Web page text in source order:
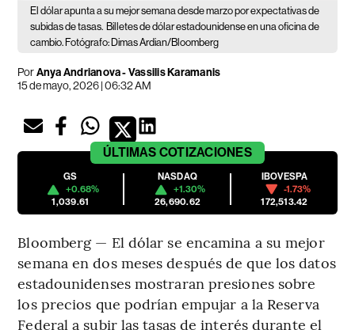
El dólar apunta a su mejor semana desde marzo por expectativas de
subidas de tasas. Billetes de dólar estadounidense en una oficina de
cambio. Fotógrafo: Dimas Ardian/Bloomberg
PorAnya Andrianova - Vassilis Karamanis
15 de mayo, 2026 | 06:32 AM
ÚLTIMAS COTIZACIONES
GS
+0.68%
1,039.61
NASDAQ
+1.30%
26,690.62
IBOVESPA
-1.73%
172,513.42
Bloomberg — El dólar se encamina a su mejor
semana en dos meses después de que los datos
estadounidenses mostraran presiones sobre
los precios que podrían empujar a la Reserva
Federal a subir las tasas de interés durante el